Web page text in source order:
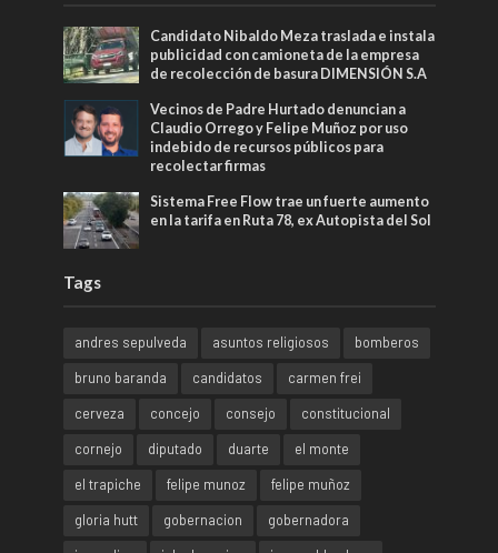
Candidato Nibaldo Meza traslada e instala
publicidad con camioneta de la empresa
de recolección de basura DIMENSIÓN S.A
Vecinos de Padre Hurtado denuncian a
Claudio Orrego y Felipe Muñoz por uso
indebido de recursos públicos para
recolectar firmas
Sistema Free Flow trae un fuerte aumento
en la tarifa en Ruta 78, ex Autopista del Sol
Tags
andres sepulveda asuntos religiosos
bomberos
bruno baranda
candidatos
carmen frei
cerveza
concejo consejo
constitucional
cornejo
diputado duarte
el monte
el trapiche
felipe munoz
felipe muñoz
gloria hutt
gobernacion
gobernadora